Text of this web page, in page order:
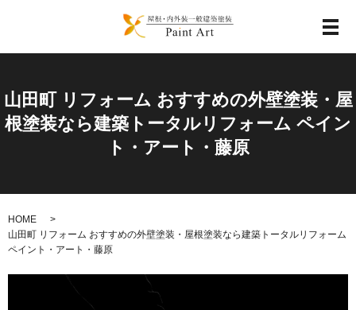
メ
山田町 リフォーム おすすめの外壁塗装・屋
根塗装なら建築トータルリフォーム ペイン
ト・アート・藤原
HOME
山田町 リフォーム おすすめの外壁塗装・屋根塗装なら建築トータルリフォーム
ペイント・アート・藤原